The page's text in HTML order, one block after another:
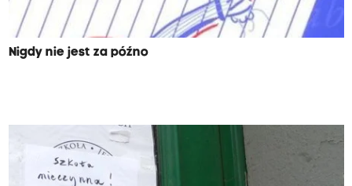
Nigdy nie jest za późno